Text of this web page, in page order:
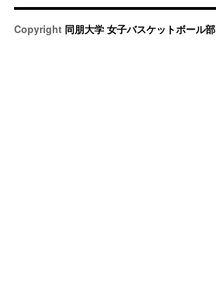
Copyright 同朋大学 女子バスケットボール部